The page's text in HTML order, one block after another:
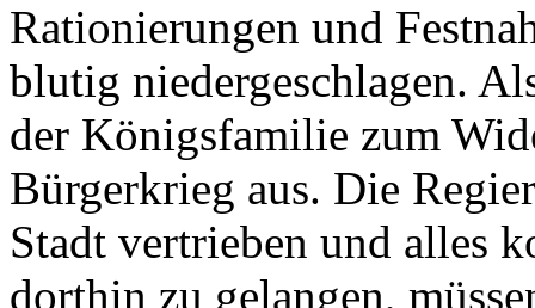
Rationierungen und
blutig niedergeschlagen.
der Königsfamilie zum
Bürgerkrieg aus. Die
Stadt vertrieben und alles
dorthin zu gelangen,